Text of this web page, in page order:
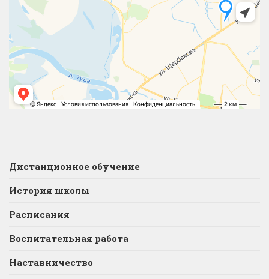
Дистанционное обучение
История школы
Расписания
Воспитательная работа
Наставничество